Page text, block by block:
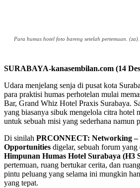
Para humas hotel foto bareng setelah pertemuan. (za).
SURABAYA-kanasembilan.com (14
Udara menjelang senja di pusat kota
para praktisi humas perhotelan mulai
Bar, Grand Whiz Hotel Praxis Surabaya.
yang biasanya sibuk mengelola citra hotel
untuk sebuah misi yang sederhana namun
Di sinilah PRCONNECT: Networking –
Opportunities digelar, sebuah forum
Himpunan Humas Hotel Surabaya (H3
pertemuan, ruang bertukar cerita, dan
pintu peluang yang selama ini mungkin
yang tepat.